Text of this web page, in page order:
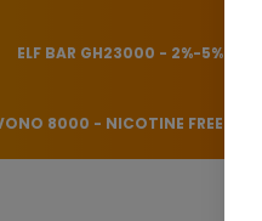
ELF BAR GH23000 - 2%-5%
8000 - NICOTINE FREE 0%